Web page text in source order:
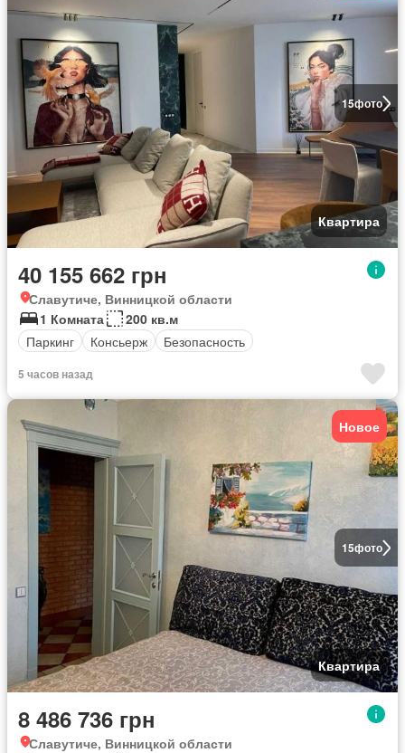
15фото
Квартира
40 155 662 грн
Славутиче, Винницкой области
1 Комната
200 кв.м
Паркинг
Консьерж Безопасность
5 часов назад
15фото
Новое
Квартира
8 486 736 грн
Славутиче, Винницкой области